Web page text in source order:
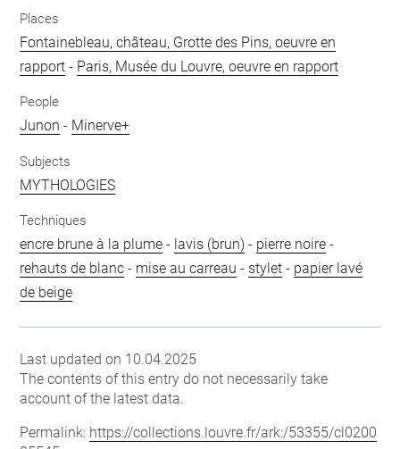
Places
Fontainebleau, château, Grotte des Pins, oeuvre en
rapport - Paris, Musée du Louvre, oeuvre en rapport
People
Junon - Minerve+
Subjects
MYTHOLOGIES
Techniques
encre brune à la plume - lavis (brun) - pierre noire -
rehauts de blanc - mise au carreau - stylet - papier lavé
de beige
Last updated on 10.04.2025
The contents of this entry do not necessarily take
account of the latest data.
Permalink: https://collections.louvre.fr/ark:/53355/cl0200